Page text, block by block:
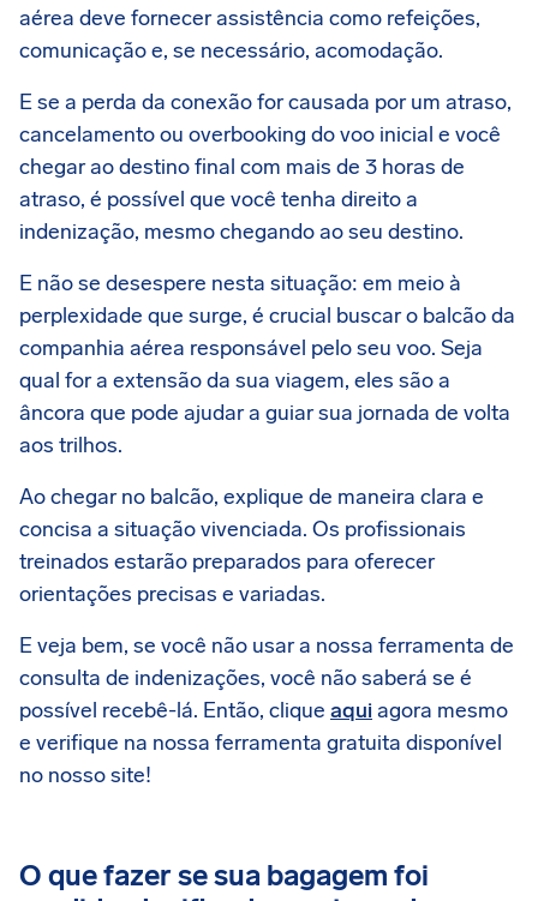
aérea deve fornecer assistência como refeições,
comunicação e, se necessário, acomodação.
E se a perda da conexão for causada por um atraso,
cancelamento ou overbooking do voo inicial e você
chegar ao destino final com mais de 3 horas de
atraso, é possível que você tenha direito a
indenização, mesmo chegando ao seu destino.
E não se desespere nesta situação: em meio à
perplexidade que surge, é crucial buscar o balcão da
companhia aérea responsável pelo seu voo. Seja
qual for a extensão da sua viagem, eles são a
âncora que pode ajudar a guiar sua jornada de volta
aos trilhos.
Ao chegar no balcão, explique de maneira clara e
concisa a situação vivenciada. Os profissionais
treinados estarão preparados para oferecer
orientações precisas e variadas.
E veja bem, se você não usar a nossa ferramenta de
consulta de indenizações, você não saberá se é
possível recebê-lá. Então, clique aqui agora mesmo
e verifique na nossa ferramenta gratuita disponível
no nosso site!
O que fazer se sua bagagem foi